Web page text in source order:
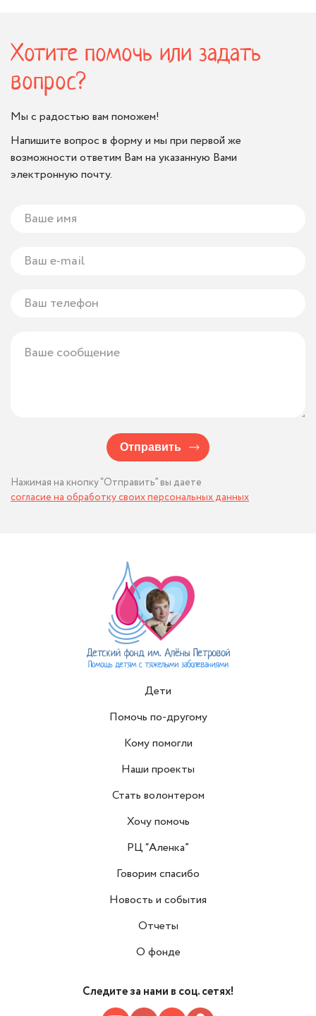
Хотите помочь или задать
вопрос?
Мы с радостью вам поможем!
Напишите вопрос в форму и мы при первой же
возможности ответим Вам на указанную Вами
электронную почту.
Отправить
Нажимая на кнопку “Отправить” вы даете
согласие на обработку своих персональных данных
Дети
Помочь по-другому
Кому помогли
Наши проекты
Стать волонтером
Хочу помочь
РЦ “Аленка”
Говорим спасибо
Новость и события
Отчеты
О фонде
Следите за нами в соц. сетях!